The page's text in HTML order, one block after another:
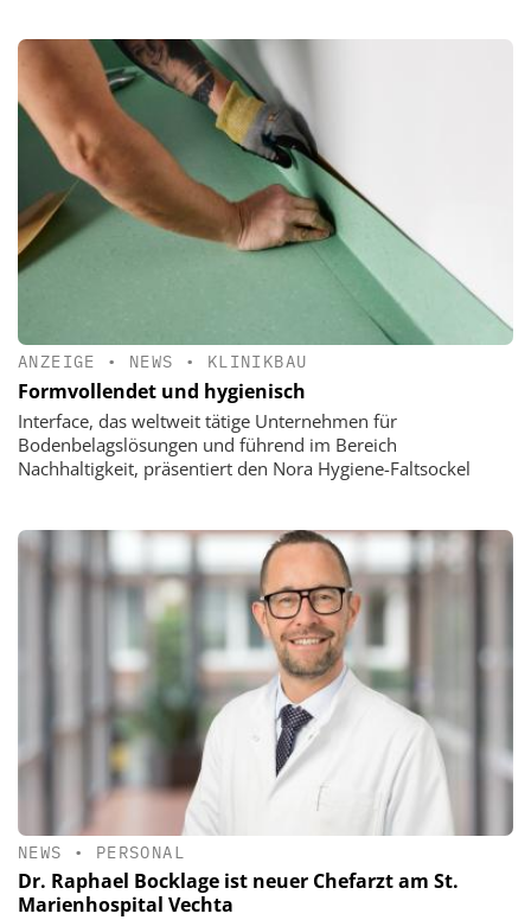
ANZEIGE • NEWS • KLINIKBAU
Formvollendet und hygienisch
Interface, das weltweit tätige Unternehmen für
Bodenbelagslösungen und führend im Bereich
Nachhaltigkeit, präsentiert den Nora Hygiene-Faltsockel
NEWS • PERSONAL
Dr. Raphael Bocklage ist neuer Chefarzt am St.
Marienhospital Vechta